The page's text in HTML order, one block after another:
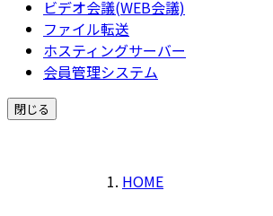
ビデオ会議(WEB会議)
ファイル転送
ホスティングサーバー
会員管理システム
閉じる
HOME